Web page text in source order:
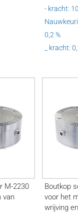
- kracht:
0,2 %
_ kracht:
M-2230
van
Boutkop
voor het
wrijving en